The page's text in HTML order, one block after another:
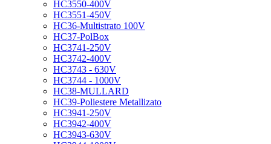
HC3550-400V
HC3551-450V
HC36-Multistrato 100V
HC37-PolBox
HC3741-250V
HC3742-400V
HC3743 - 630V
HC3744 - 1000V
HC38-MULLARD
HC39-Poliestere Metallizato
HC3941-250V
HC3942-400V
HC3943-630V